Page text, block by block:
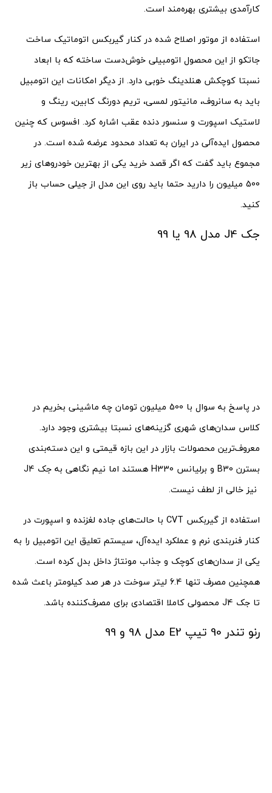
کارآمدی بیشتری بهره‌مند است.
استفاده از موتور اصلاح شده در کنار گیربکس اتوماتیک ساخت
جاتکو از این محصول اتومبیلی خوش‌دست ساخته که با ابعاد
نسبتا کوچکش هنلدینگ خوبی دارد. از دیگر امکانات این اتومبیل
باید به سانروف،‌ مانیتور لمسی،‌ تریم دورنگ کابین،‌ رینگ و
لاستیک اسپورت و سنسور دنده عقب اشاره کرد. افسوس که چنین
محصول ایده‌آلی در ایران به تعداد محدود عرضه شده است. در
مجموع باید گفت که اگر قصد خرید یکی از بهترین خودروهای زیر
500 میلیون را دارید حتما باید روی این مدل از جیلی حساب باز
کنید.
جک J4 مدل 98 یا 99
در پاسخ به سوال با 500 میلیون تومان چه ماشینی بخریم در
کلاس سدان‌های شهری گزینه‌های نسبتا بیشتری وجود دارد.
معروف‌ترین محصولات بازار در این بازه قیمتی و این دسته‌بندی
بسترن B30 و برلیانس H330 هستند اما نیم نگاهی به جک J4
نیز خالی از لطف نیست.
استفاده از گیربکس CVT با حالت‌های جاده لغزنده و اسپورت در
کنار فنربندی نرم و عملکرد ایده‌آل، سیستم تعلیق این اتومبیل را به
یکی از سدان‌های کوچک و جذاب مونتاژ داخل بدل کرده است.
همچنین مصرف تنها 6.4 لیتر سوخت در هر صد کیلومتر باعث شده
تا جک J4 محصولی کاملا اقتصادی برای مصرف‌کننده باشد.
رنو تندر 90 تیپ E2 مدل 98 و 99